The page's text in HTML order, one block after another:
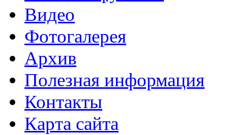
Видео
Фотогалерея
Архив
Полезная информация
Контакты
Карта сайта